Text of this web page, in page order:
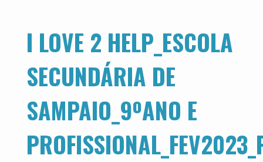
I LOVE 2 HELP_ESCOLA
SECUNDÁRIA DE
SAMPAIO_9ºANO E